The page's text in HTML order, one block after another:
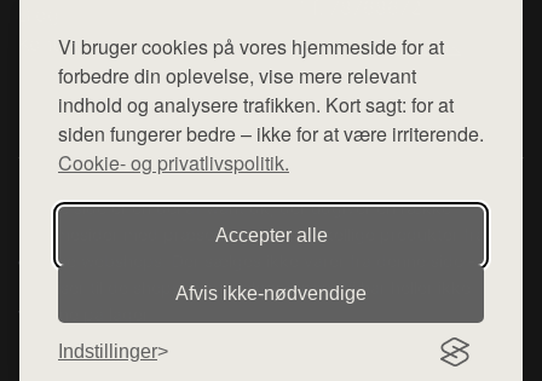
Vi bruger cookies på vores hjemmeside for at
forbedre din oplevelse, vise mere relevant
indhold og analysere trafikken. Kort sagt: for at
siden fungerer bedre – ikke for at være irriterende.
Cookie- og privatlivspolitik.
Accepter alle
Afvis ikke‑nødvendige
Indstillinger
Kontakt
Mail:hej@want.dk
Cookie- og privatlivspolitik
Denne side er en del af want.dk, der udgiver en række
hjemmesider med præsentation af forskellige produkter fra
diverse webshops. Der sælges ikke varer fra denne side - vi
henviser til de shops, som sælger varen. Vi har heller ikke
varerne på lager.
© 2026 vestsjaellands-marineservice.dk. Alle rettigheder